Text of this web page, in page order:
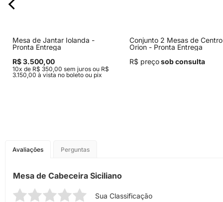
Mesa de Jantar Iolanda -
Pronta Entrega
R$ 3.500,00
10x de R$ 350,00 sem juros ou R$
3.150,00 à vista no boleto ou pix
Conjunto 2 Mesas de Centro
Orion - Pronta Entrega
R$ preçosob consulta
Avaliações Perguntas
Mesa de Cabeceira Siciliano
Sua Classificação